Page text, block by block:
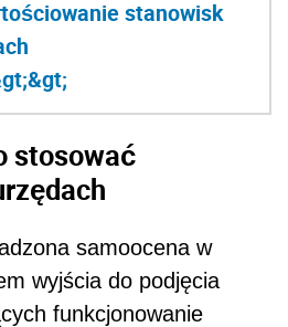
stanowisk
stosować
samoocena w
wyjścia do podjęcia
funkcjonowanie